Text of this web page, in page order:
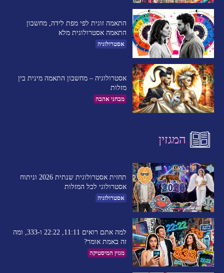
התאמה זוגית לפי מפת לידה, מחשבון
התאמה אסטרולוגית מלא
אסטרולוגיה
אסטרולוגיה – מחשבון התאמה מינית בין
מזלות
מבחני אהבה
המגזין
תחזית אסטרולוגית שנתית 2026 וניתוח
אסטרולוגי לכל המזלות
אסטרולוגיה
למה אתם רואים 11:11, 22:22 ו-333, ומה
זה באמת אומר?
מגזין המיסטיקה